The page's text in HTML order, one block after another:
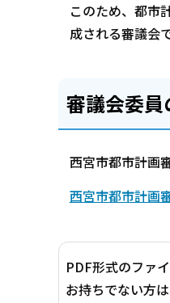
このため、都市
成される審議会
審議会委員
西宮市都市計画
西宮市都市計画
PDF形式のファ
お持ちでない方